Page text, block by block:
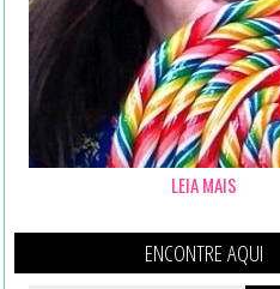
LEIA MAIS
ENCONTRE AQUI